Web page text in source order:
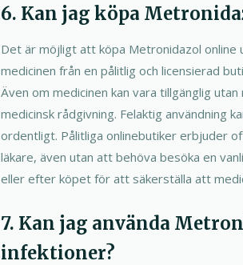
6. Kan jag köpa
Det är möjligt att köpa Metronidazol online
medicinen från en pålitlig och licensierad
Även om medicinen kan vara tillgänglig
medicinsk rådgivning. Felaktig användning
ordentligt. Pålitliga onlinebutiker erbjuder
läkare, även utan att behöva besöka en
eller efter köpet för att säkerställa att
7. Kan jag använda
infektioner?